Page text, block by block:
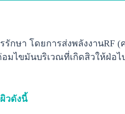
กษา โดยการส่งพลังงานRF
มไขมันบริเวณที่เกิดสิวให้ฝ่อ
วดังนี้